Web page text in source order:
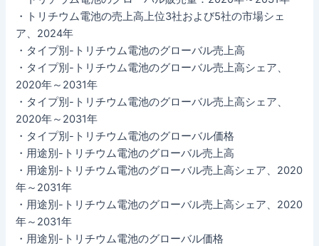
・トリチウム電池の売上高上位3社および5社の市場シェ
ア、2024年
・タイプ別-トリチウム電池のグローバル売上高
・タイプ別-トリチウム電池のグローバル売上高シェア、
2020年～2031年
・タイプ別-トリチウム電池のグローバル売上高シェア、
2020年～2031年
・タイプ別-トリチウム電池のグローバル価格
・用途別-トリチウム電池のグローバル売上高
・用途別-トリチウム電池のグローバル売上高シェア、2020
年～2031年
・用途別-トリチウム電池のグローバル売上高シェア、2020
年～2031年
・用途別-トリチウム電池のグローバル価格